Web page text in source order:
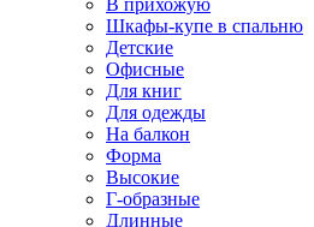
В прихожую
Шкафы-купе в спальню
Детские
Офисные
Для книг
Для одежды
На балкон
Форма
Высокие
Г-образные
Длинные